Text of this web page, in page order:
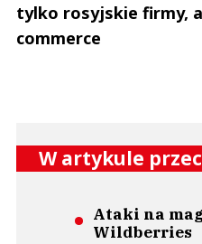
tylko rosyjskie firmy,
commerce
W artykule
Ataki na
Wildberries